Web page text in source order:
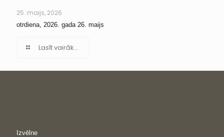
25. maijs, 2026
otrdiena, 2026. gada 26. maijs
Lasīt vairāk...
Izvēlne